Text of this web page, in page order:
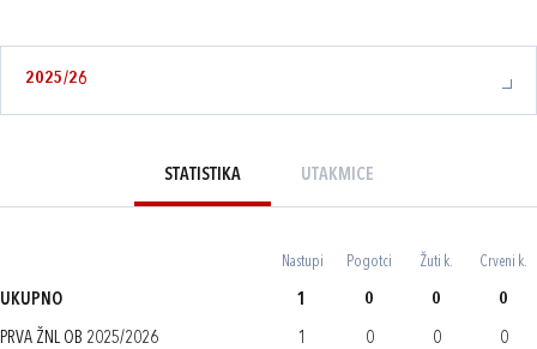
2025/26
STATISTIKA UTAKMICE
Nastupi Pogotci Žuti k. Crveni k.
UKUPNO 1 0 0 0
PRVA ŽNL OB 2025/2026 1 0 0 0